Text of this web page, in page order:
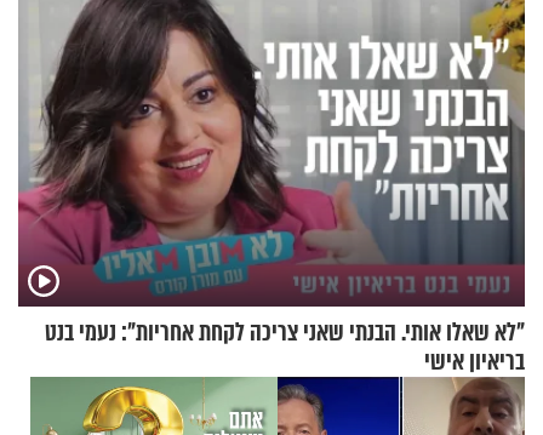
"לא שאלו אותי. הבנתי שאני צריכה לקחת אחריות": נעמי בנט
בריאיון אישי